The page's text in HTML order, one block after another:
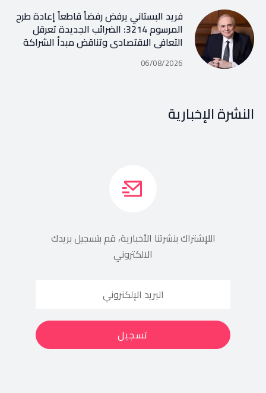
فريد البستاني يرفض رفضاً قاطعاً إعادة طرح
المرسوم 3214: الضرائب الجديدة تعرقل
التعافي الاقتصادي وتناقض مبدأ الشراكة
06/08/2026
النشرة الإخبارية
اللإشتراك بنشرتنا الأخبارية، قم بتسجيل بريدك
الالكتروني